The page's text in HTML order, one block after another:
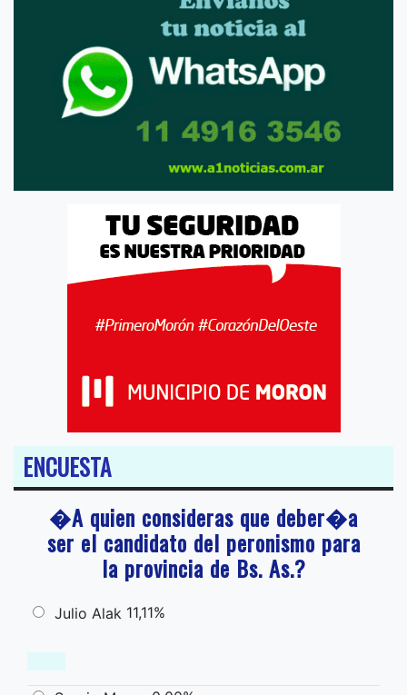
ENCUESTA
�A quien consideras que deber�a
ser el candidato del peronismo para
la provincia de Bs. As.?
Julio Alak 11,11%